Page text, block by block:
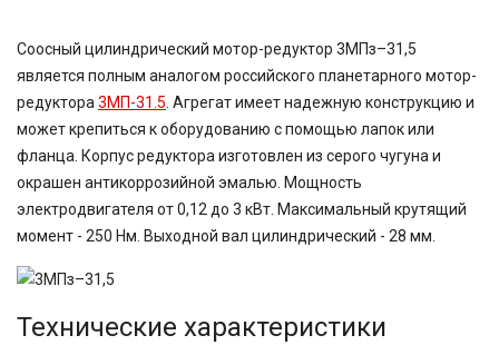
Соосный цилиндрический мотор-редуктор 3МПз–31,5
является полным аналогом российского планетарного мотор-
редуктора 3МП-31.5 . Агрегат имеет надежную конструкцию и
может крепиться к оборудованию с помощью лапок или
фланца. Корпус редуктора изготовлен из серого чугуна и
окрашен антикоррозийной эмалью. Мощность
электродвигателя от 0,12 до 3 кВт. Максимальный крутящий
момент - 250 Нм. Выходной вал цилиндрический - 28 мм.
Технические характеристики